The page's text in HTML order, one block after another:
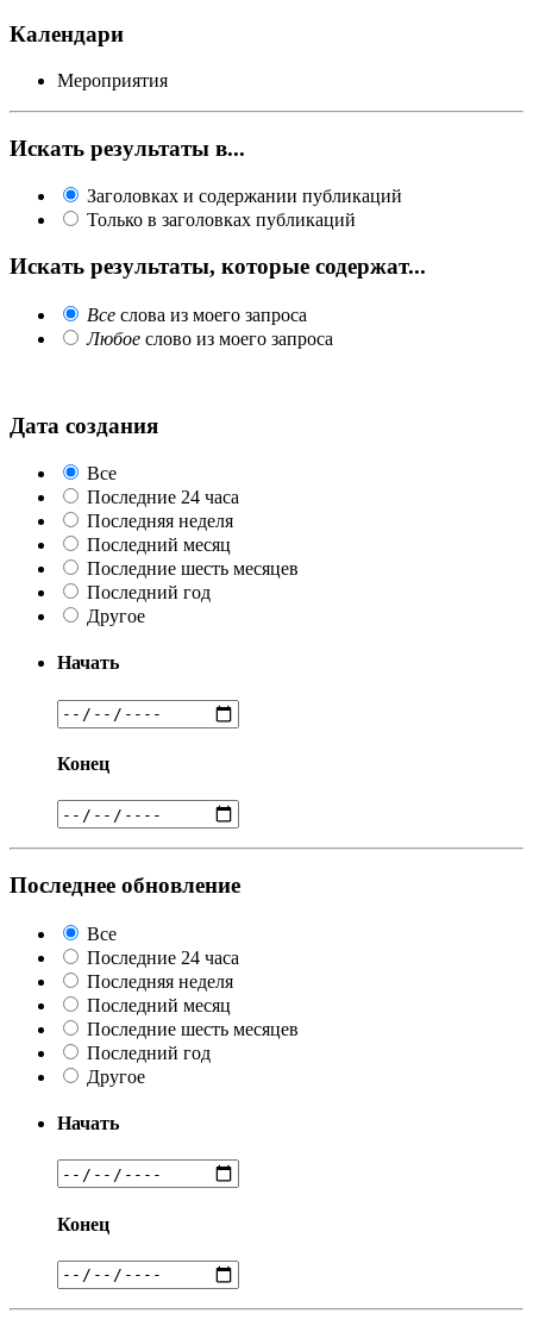
Календари
Мероприятия
Искать результаты в...
Заголовках и содержании публикаций
Только в заголовках публикаций
Искать результаты, которые содержат...
Все слова из моего запроса
Любое слово из моего запроса
Дата создания
Все
Последние 24 часа
Последняя неделя
Последний месяц
Последние шесть месяцев
Последний год
Другое
Начать
Конец
Последнее обновление
Все
Последние 24 часа
Последняя неделя
Последний месяц
Последние шесть месяцев
Последний год
Другое
Начать
Конец